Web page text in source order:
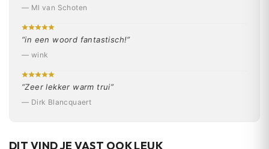
— Ml van Schoten
“in een woord fantastisch!”
— wink
“Zeer lekker warm trui”
— Dirk Blancquaert
DIT VIND JE VAST OOK LEUK